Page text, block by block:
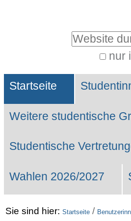
Website durchsuchen
nur
Suche…
Sektionen
Startseite
Weitere studentische
Studentische
Wahlen 2026/2027
Sie sind hier: Startseite /